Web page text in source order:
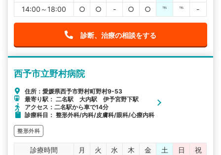
14:00～18:00
○ ○ - ○ ○ ℡ ℡ -
診断、治療の相談をする
西予市立野村病院
住所：愛媛県西予市野村町野村9-53
最寄り駅： 二名駅 大内駅 伊予宮野下駅
アクセス：二名駅から車で14分
診療科目： 整形外科/内科/皮膚科/眼科/心療内科
整形外科
診療時間 月 火 水 木 金 土 日
祝